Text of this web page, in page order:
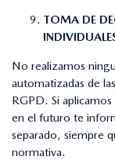
TOMA DE
No realizamos
automatizadas de
RGPD. Si
en el futuro te
separado, siempre
normativa.